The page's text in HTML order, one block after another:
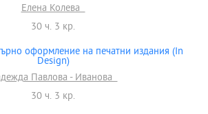
Елена Колева
30 ч. 3 кр.
оформление на печатни издания (In
Design)
Павлова - Иванова
30 ч. 3 кр.